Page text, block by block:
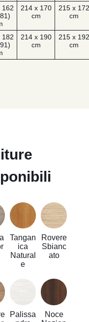
162
214 x 170
cm
215 x
cm
182
214 x 190
cm
215 x
cm
Tangan
ica
Natural
e
Rovere
Sbianc
ato
Palissa
Noce